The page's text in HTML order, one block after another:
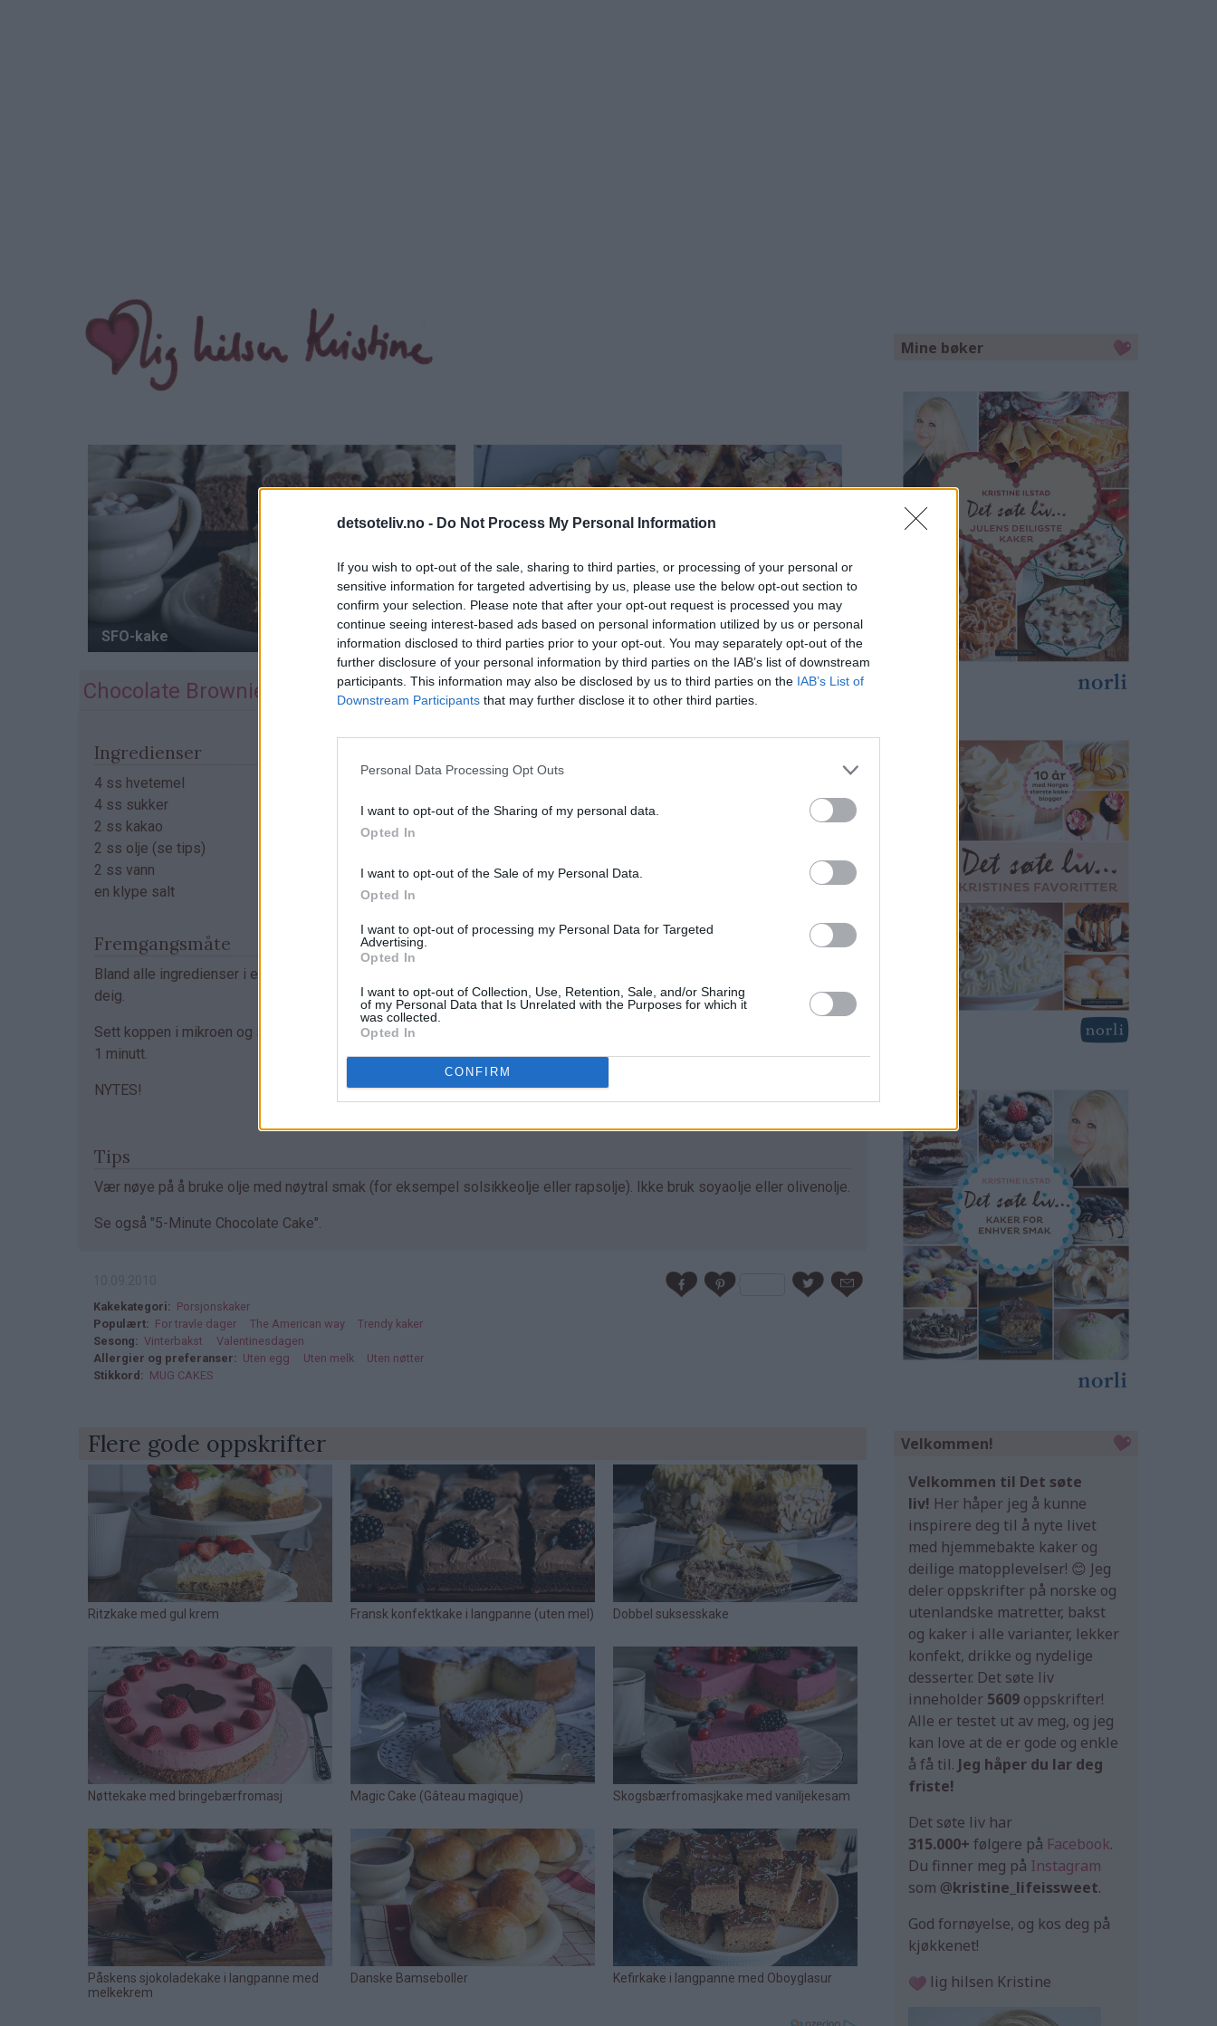
detsoteliv.no - Do Not Process My Personal Information
If you wish to opt-out of the sale, sharing to third parties, or processing of your personal or
sensitive information for targeted advertising by us, please use the below opt-out section to
confirm your selection. Please note that after your opt-out request is processed you may
continue seeing interest-based ads based on personal information utilized by us or personal
information disclosed to third parties prior to your opt-out. You may separately opt-out of the
further disclosure of your personal information by third parties on the IAB’s list of downstream
participants. This information may also be disclosed by us to third parties on the IAB’s List of
Downstream Participants that may further disclose it to other third parties.
Personal Data Processing Opt Outs
I want to opt-out of the Sharing of my personal data.
Opted In
I want to opt-out of the Sale of my Personal Data.
Opted In
I want to opt-out of processing my Personal Data for Targeted
Advertising.
Opted In
I want to opt-out of Collection, Use, Retention, Sale, and/or Sharing
of my Personal Data that Is Unrelated with the Purposes for which it
was collected.
Opted In
CONFIRM
print
Chocolate Brownie in a Cup
Ingredienser
4 ss hvetemel
4 ss sukker
2 ss kakao
2 ss olje (se tips)
2 ss vann
en klype salt
Fremgangsmåte
Bland alle ingredienser i en kopp og rør til en jevn
deig.
Sett koppen i mikroen og stek kaken på full styrke i
1 minutt.
NYTES!
Tips
Vær nøye på å bruke olje med nøytral smak (for eksempel solsikkeolje eller rapsolje). Ikke bruk soyaolje eller olivenolje.
Se også "5-Minute Chocolate Cake".
Kakekategori
Porsjonskaker
Populært
For travle dager The American way
Trendy kaker
Sesong
Vinterbakst
Valentinesdagen
Allergier og preferanser
Uten egg Uten melk
Uten nøtter
Stikkord
MUG CAKES
Mine bøker
Velkommen!
Velkommen til Det søte
liv! Her håper jeg å kunne
inspirere deg til å nyte livet
med hjemmebakte kaker og
deilige matopplevelser! 😊 Jeg
deler oppskrifter på norske og
utenlandske matretter, bakst
og kaker i alle varianter, lekker
konfekt, drikke og nydelige
desserter. Det søte liv
inneholder 5609 oppskrifter!
Alle er testet ut av meg, og jeg
kan love at de er gode og enkle
å få til. Jeg håper du lar deg
friste!
Det søte liv har
315.000+ følgere på Facebook.
Du finner meg på Instagram
som @kristine_lifeissweet.
God fornøyelse, og kos deg på
kjøkkenet!
lig hilsen Kristine